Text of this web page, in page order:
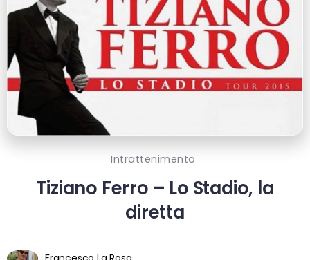
Intrattenimento
Tiziano Ferro – Lo Stadio, la
diretta